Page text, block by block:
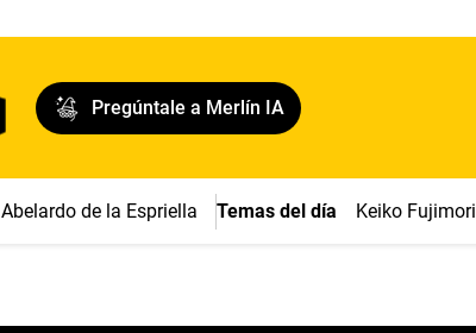
Pregúntale a Merlín IA
Abelardo de la Espriella Temas del día Keiko Fujimori